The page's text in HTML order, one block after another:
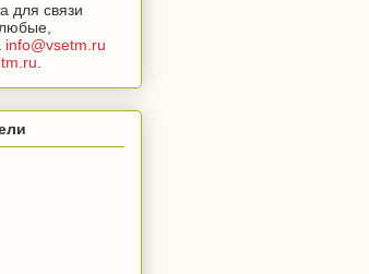
для связи
info@vsetm.ru